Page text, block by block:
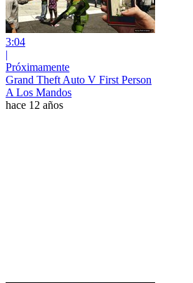
3:04
|
Próximamente
Grand Theft Auto V First Person
A Los Mandos
hace 12 años